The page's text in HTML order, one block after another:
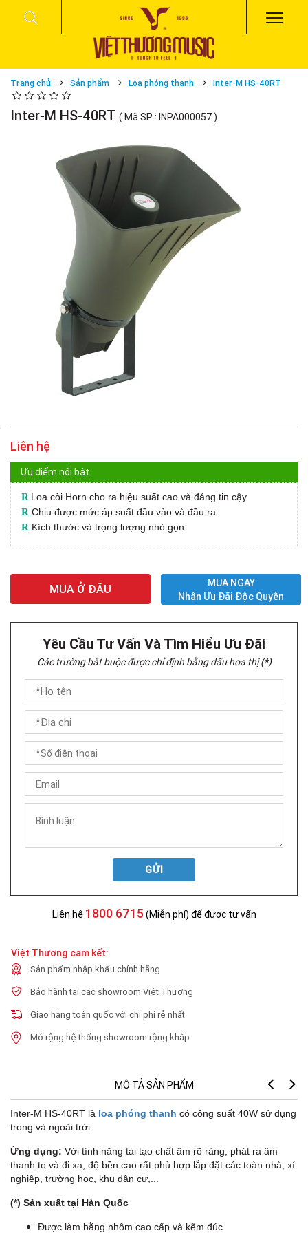
Trang chủ Sản phẩm Loa phóng thanh Inter-M HS-40RT
Inter-M HS-40RT ( Mã SP : INPA000057 )
Liên hệ
Ưu điểm nổi bật
R Loa còi Horn cho ra hiệu suất cao và đáng tin cậy
R Chịu được mức áp suất đầu vào và đầu ra
R Kích thước và trọng lượng nhỏ gọn
MUA Ở ĐÂU
MUA NGAY
Nhận Ưu Đãi Độc Quyền
Yêu Cầu Tư Vấn Và Tìm Hiểu Ưu Đãi
Các trường bắt buộc được chỉ định bằng dấu hoa thị (*)
GỬI
Liên hệ 1800 6715 (Miễn phí) để được tư vấn
Việt Thương cam kết:
Sản phẩm nhập khẩu chính hãng
Bảo hành tại các showroom Việt Thương
Giao hàng toàn quốc với chi phí rẻ nhất
Mở rộng hệ thống showroom rộng khắp.
MÔ TẢ SẢN PHẨM
Inter-M HS-40RT là loa phóng thanh có công suất 40W sử dụng
trong và ngoài trời.
Ứng dụng: Với tính năng tái tạo chất âm rõ ràng, phát ra âm
thanh to và đi xa, độ bền cao rất phù hợp lắp đặt các toàn nhà, xí
nghiệp, trường học, khu dân cư,...
(*) Sản xuất tại Hàn Quốc
Được làm bằng nhôm cao cấp và kẽm đúc